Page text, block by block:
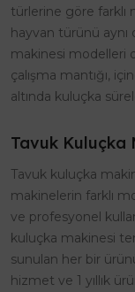
türlerine göre farklı
hayvan türünü
makinesi modelleri
çalışma mantığı,
altında kuluçka
Tavuk Kuluçka
Tavuk kuluçka
makinelerin farklı
ve profesyonel
kuluçka makinesi
sunulan her bir
hizmet ve 1 yıllık